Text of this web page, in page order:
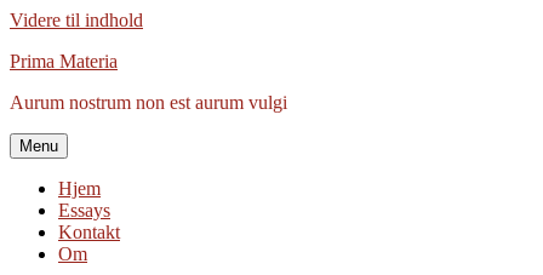
Videre til indhold
Prima Materia
Aurum nostrum non est aurum vulgi
Menu
Hjem
Essays
Kontakt
Om